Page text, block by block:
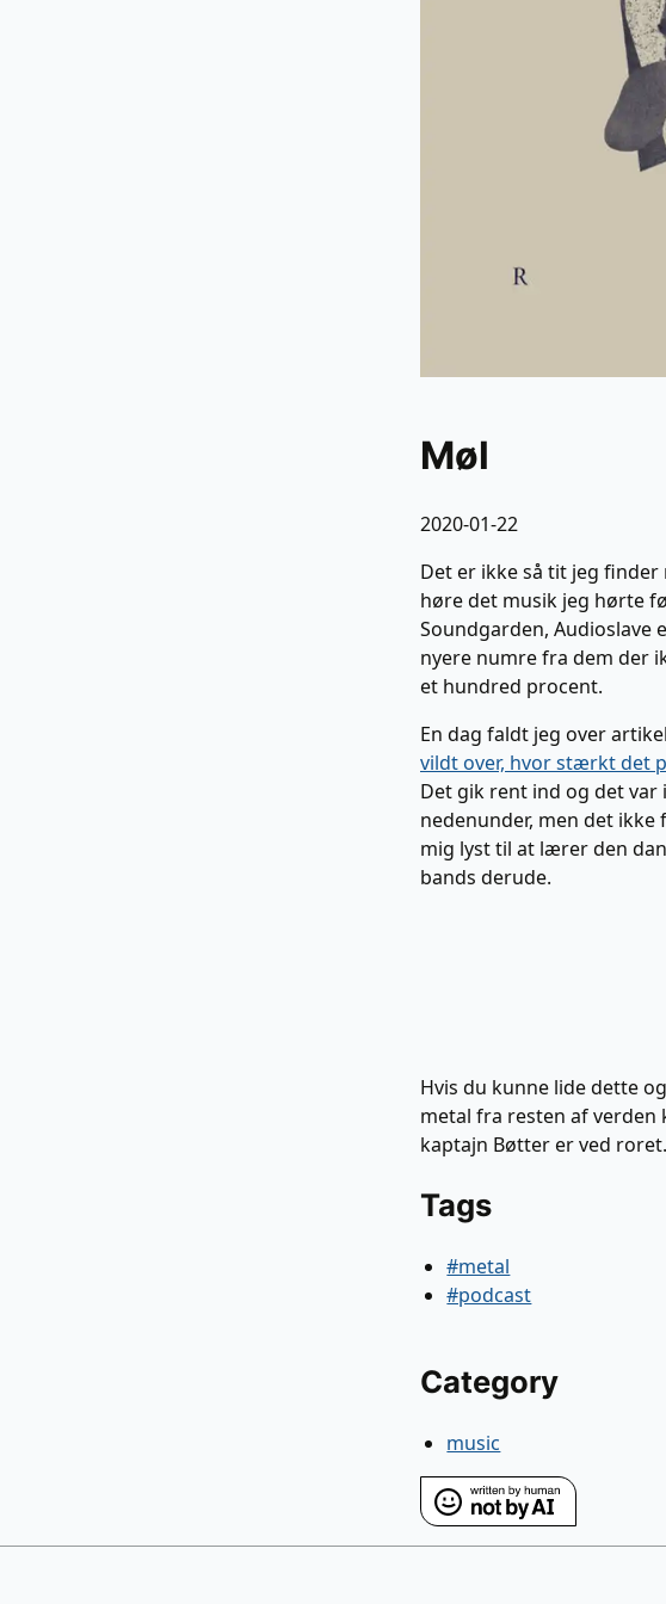
Møl
2020-01-22
Det er ikke så tit jeg
høre det musik jeg hørte
Soundgarden, Audioslave
nyere numre fra dem der
et hundred procent.
En dag faldt jeg over artikel
vildt over, hvor stærkt det
Det gik rent ind og det
nedenunder, men det
mig lyst til at lærer den
bands derude.
Hvis du kunne lide dette
metal fra resten af verden
kaptajn Bøtter er ved roret.
Tags
#metal
#podcast
Category
music